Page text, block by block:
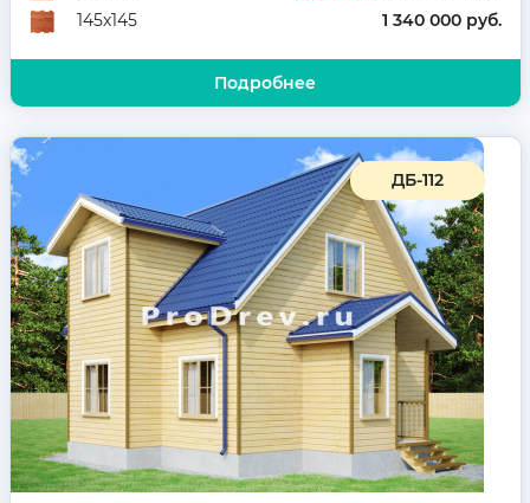
145х145
1 340 000 руб.
Подробнее
ДБ-112